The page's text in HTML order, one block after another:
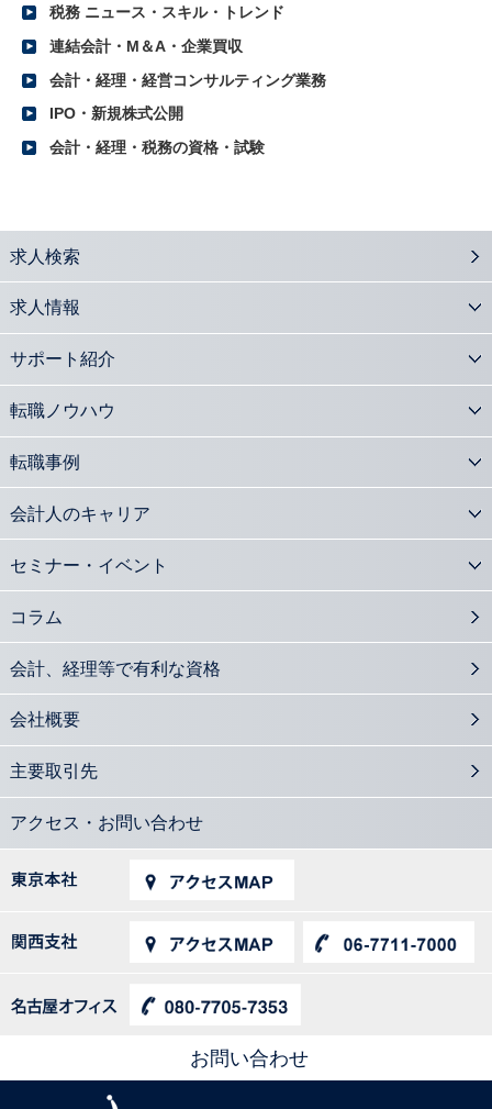
2016年上半期レポート（関西）
2016.10.31
2016.10.24
グループ企業の責任の在り方が変わる 多重代表訴訟制度の意義とは？
2016.10.17
事業再生手法としての100%減資の意義と実務内容
会計士が注目 新株予約権の活用法と実務
会計士の活躍の場「会計監査人設置会社」の基礎知識
平成27年度公認会計士修了考査 合格者の状況と影響は？
会計士も活躍 株式交換・株式移転についての基礎知識
会計士が官民連携の橋渡し 公的事業アドバイザリーとは
M&A支援の必須知識 組織再編の手続きを知る
2016.06.27
社外取締役の設置義務のある会社形態をおさらいする
2016.05.30
中小企業M&Aに注目集まる 会計士に期待される役割とは？
2016.05.26
課徴金事例から見るインサイダー取引の特徴
2016.04.28
上場企業だけではないIFRSと中小企業の関係
2016.04.25
デリバティブとヘッジ会計 知識と経験のある会計士に需要
2016.04.07
会計士が知っておきたい 会社の法的紛争を解決するADR機関
2016.03.31
2016.03.29
会計士が押さえておきたい種類株式の類型と利用ケース
2016.03.03
税務 ニュース・スキル・トレンド
連結会計・M＆A・企業買収
会計・経理・経営コンサルティング業務
IPO・新規株式公開
会計・経理・税務の資格・試験
求人検索
求人情報
サポート紹介
転職ノウハウ
転職事例
会計人のキャリア
セミナー・イベント
コラム
会計、経理等で有利な資格
会社概要
主要取引先
アクセス・お問い合わせ
お問い合わせ